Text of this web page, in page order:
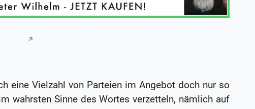
eine Vielzahl von Parteien im Angebot doch nur so
wahrsten Sinne des Wortes verzetteln, nämlich auf